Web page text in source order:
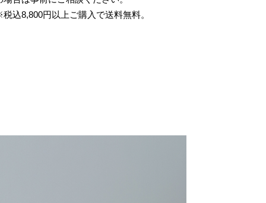
込8,800円以上ご購入で送料無料。